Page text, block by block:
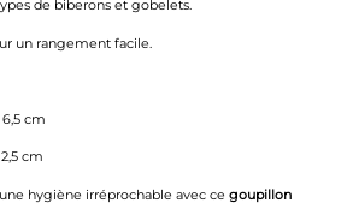
de biberons et gobelets.
un rangement facile.
cm
cm
hygiène irréprochable avec ce goupillon